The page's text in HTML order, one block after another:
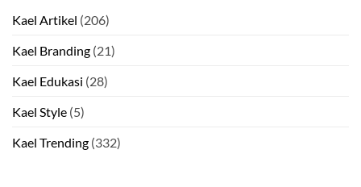
Kael Artikel (206)
Kael Branding (21)
Kael Edukasi (28)
Kael Style (5)
Kael Trending (332)